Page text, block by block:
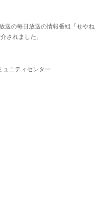
送の毎日放送の情報番組「せやね
されました。
ュニティセンター